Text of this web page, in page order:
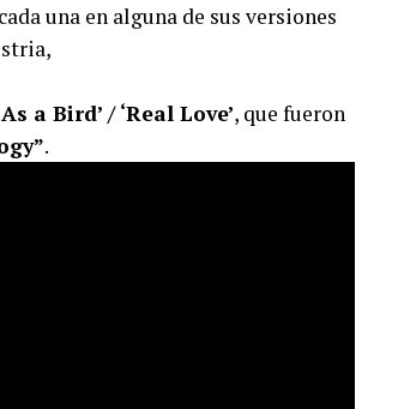
una en alguna de sus versiones
a Bird’ / ‘Real Love’, que fueron
.